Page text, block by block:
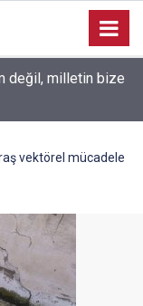
değil, milletin bize
vektörel mücadele